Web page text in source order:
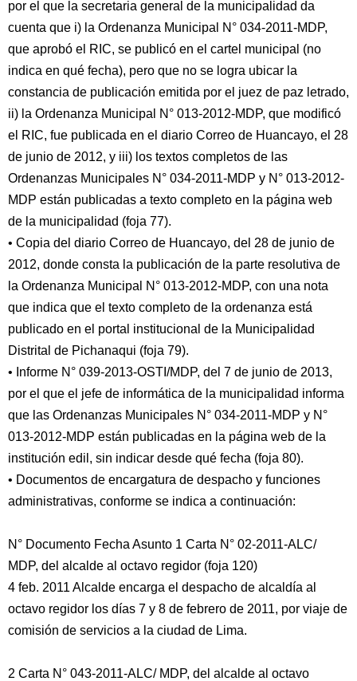
por el que la secretaria general de la municipalidad da
cuenta que i) la Ordenanza Municipal N° 034-2011-MDP,
que aprobó el RIC, se publicó en el cartel municipal (no
indica en qué fecha), pero que no se logra ubicar la
constancia de publicación emitida por el juez de paz letrado,
ii) la Ordenanza Municipal N° 013-2012-MDP, que modificó
el RIC, fue publicada en el diario Correo de Huancayo, el 28
de junio de 2012, y iii) los textos completos de las
Ordenanzas Municipales N° 034-2011-MDP y N° 013-2012-
MDP están publicadas a texto completo en la página web
de la municipalidad (foja 77).
• Copia del diario Correo de Huancayo, del 28 de junio de
2012, donde consta la publicación de la parte resolutiva de
la Ordenanza Municipal N° 013-2012-MDP, con una nota
que indica que el texto completo de la ordenanza está
publicado en el portal institucional de la Municipalidad
Distrital de Pichanaqui (foja 79).
• Informe N° 039-2013-OSTI/MDP, del 7 de junio de 2013,
por el que el jefe de informática de la municipalidad informa
que las Ordenanzas Municipales N° 034-2011-MDP y N°
013-2012-MDP están publicadas en la página web de la
institución edil, sin indicar desde qué fecha (foja 80).
• Documentos de encargatura de despacho y funciones
administrativas, conforme se indica a continuación:
N° Documento Fecha Asunto 1 Carta N° 02-2011-ALC/
MDP, del alcalde al octavo regidor (foja 120)
4 feb. 2011 Alcalde encarga el despacho de alcaldía al
octavo regidor los días 7 y 8 de febrero de 2011, por viaje de
comisión de servicios a la ciudad de Lima.
2 Carta N° 043-2011-ALC/ MDP, del alcalde al octavo